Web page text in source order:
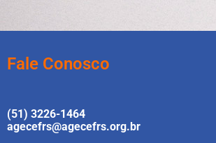
Fale Conosco
(51) 3226-1464
agecefrs@agecefrs.org.br